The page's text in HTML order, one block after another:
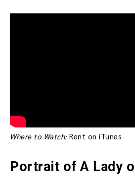
Where to Watch:Rent on iTunes
Portrait of A Lady